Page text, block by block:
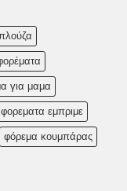
για μαμα
φορεματα εμπριμε
φόρεμα κουμπάρας